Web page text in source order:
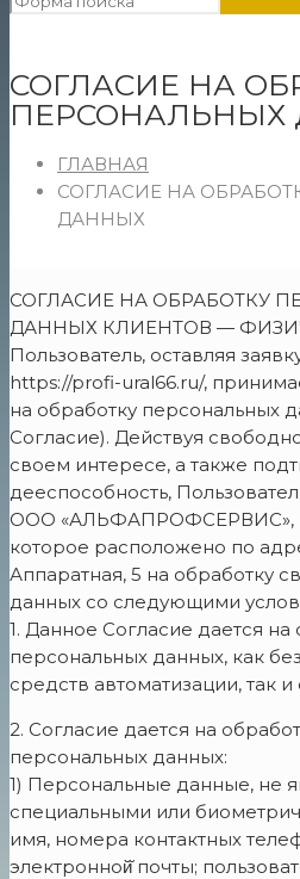
СОГЛАСИЕ НА
ПЕРСОНАЛЬНЫХ
ГЛАВНАЯ
СОГЛАСИЕ НА
ДАННЫХ
СОГЛАСИЕ НА ОБРАБОТКУ
ДАННЫХ КЛИЕНТОВ —
Пользователь, оставляя
https://profi-ural66.ru/,
на обработку персональных
Согласие). Действуя
своем интересе, а также
дееспособность,
ООО «АЛЬФАПРОФСЕРВИС»,
которое расположено по
Аппаратная, 5 на обработку
данных со следующими
1. Данное Согласие дается на
персональных данных, как
средств автоматизации, так
2. Согласие дается на
персональных данных:
1) Персональные данные, не
специальными или
имя, номера контактных
электронной̆ почты;